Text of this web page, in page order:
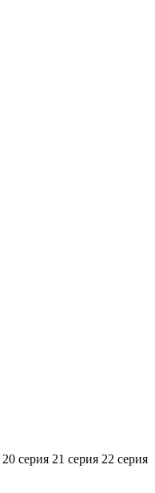
20 серия 21 серия 22 серия